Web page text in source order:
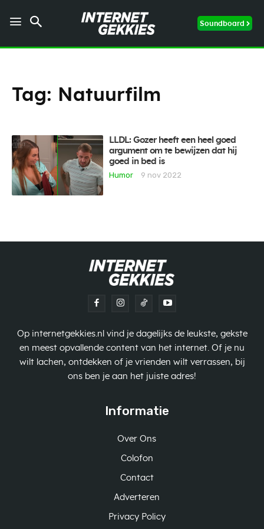
Soundboard
Tag: Natuurfilm
LLDL: Gozer heeft een heel goed
argument om te bewijzen dat hij
goed in bed is
Humor
9 nov 2022
Op internetgekkies.nl vind je dagelijks de leukste, gekste
en meest opvallende content van het internet. Of je nu
wilt lachen, ontdekken of je vrienden wilt verrassen, bij
ons ben je aan het juiste adres!
Informatie
Over Ons
Colofon
Contact
Adverteren
Privacy Policy